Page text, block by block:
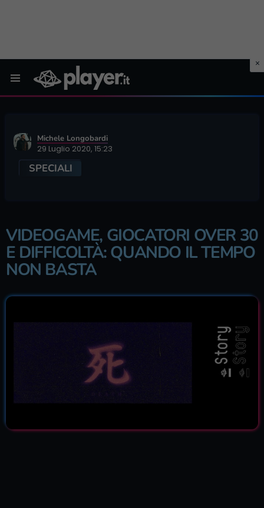
Michele Longobardi
29 Luglio 2020, 15:23
SPECIALI
VIDEOGAME, GIOCATORI OVER 30
E DIFFICOLTÀ: QUANDO IL TEMPO
NON BASTA